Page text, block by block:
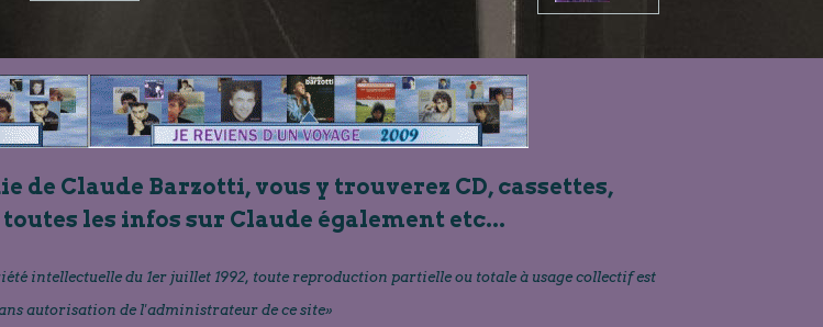
de Claude Barzotti, vous y trouverez CD, cassettes,
toutes les infos sur Claude également etc...
intellectuelle du 1er juillet 1992, toute reproduction partielle ou totale à usage collectif est
autorisation de l'administrateur de ce site»